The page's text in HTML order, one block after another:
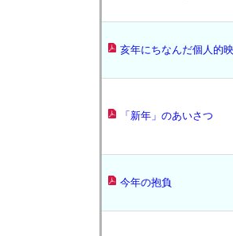
亥年にちなんだ個人的
「新年」のあいさつ
今年の抱負